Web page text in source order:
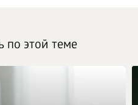
по этой теме